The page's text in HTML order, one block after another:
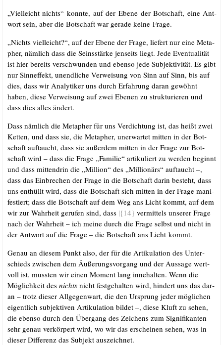
„Viel­leicht nichts“ konn­te, auf der Ebe­ne der Bot­schaft, eine Ant­
wort sein, aber die Bot­schaft war gera­de kei­ne Frage.
„Nichts viel­leicht?“, auf der Ebe­ne der Fra­ge, lie­fert nur eine Meta­
pher, näm­lich dass die Seins­stär­ke jen­seits liegt. Jede Even­tua­li­tät
ist hier bereits ver­schwun­den und eben­so jede Sub­jek­ti­vi­tät. Es gibt
nur Sin­n­ef­fekt, unend­li­che Ver­wei­sung von Sinn auf Sinn, bis auf
dies, dass wir Ana­ly­ti­ker uns durch Erfah­rung dar­an gewöhnt
haben, die­se Ver­wei­sung auf zwei Ebe­nen zu struk­tu­rie­ren und
dass dies alles ändert.
Dass näm­lich die Meta­pher für uns Ver­dich­tung ist, das heißt zwei
Ket­ten, und dass sie, die Meta­pher, uner­war­tet mit­ten in der Bot­
schaft auf­taucht, dass sie außer­dem mit­ten in der Fra­ge zur Bot­
schaft wird – dass die Fra­ge „Fami­lie“ arti­ku­liert zu wer­den beginnt
und dass mit­ten­drin die „Mil­li­on“ des „Mil­lio­närs“ auf­taucht –,
dass das Ein­bre­chen der Fra­ge in die Bot­schaft dar­in besteht, dass
uns ent­hüllt wird, dass die Bot­schaft sich mit­ten in der Fra­ge mani­
fes­tiert; dass die Bot­schaft auf dem Weg ans Licht kommt, auf dem
wir zur Wahr­heit geru­fen sind, dass |{14} ver­mit­tels unse­rer Fra­ge
nach der Wahr­heit – ich mei­ne durch die Fra­ge selbst und nicht in
der Ant­wort auf die Fra­ge – die Bot­schaft ans Licht kommt.
Genau an die­sem Punkt also, der für die Arti­ku­la­ti­on des Unter­
schieds zwi­schen dem Äuße­rungs­vor­gang und der Aus­sa­ge wert­
voll ist, muss­ten wir einen Moment lang inne­hal­ten. Wenn die
Mög­lich­keit des nichtsnicht fest­ge­hal­ten wird, hin­dert uns das dar­
an – trotz die­ser All­ge­gen­wart, die den Ursprung jeder mög­li­chen
eigent­lich sub­jek­ti­ven Arti­ku­la­ti­on bil­det –, die­se Kluft zu sehen,
die eben­so durch den Über­gang des Zei­chens zum Signi­fi­kan­ten
sehr genau ver­kör­pert wird, wo wir das erschei­nen sehen, was in
die­ser Dif­fe­renz das Sub­jekt auszeichnet.